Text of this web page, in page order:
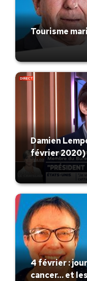
Tourisme
Damien
février 2020)
4 février :
cancer… et